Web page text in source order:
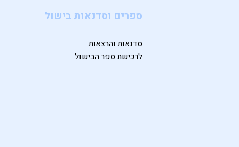
ספרים וסדנאות בישול
סדנאות והרצאות
לרכישת ספר הבישול